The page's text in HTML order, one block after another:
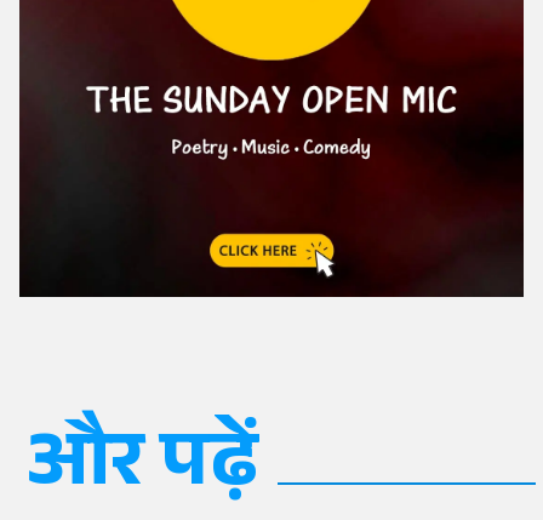
और पढ़ें